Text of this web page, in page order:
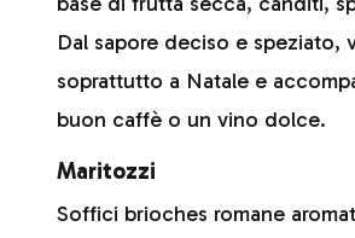
Dal sapore deciso e speziato,
soprattutto a Natale e
buon caffè o un vino dolce.
Maritozzi
Soffici brioches romane